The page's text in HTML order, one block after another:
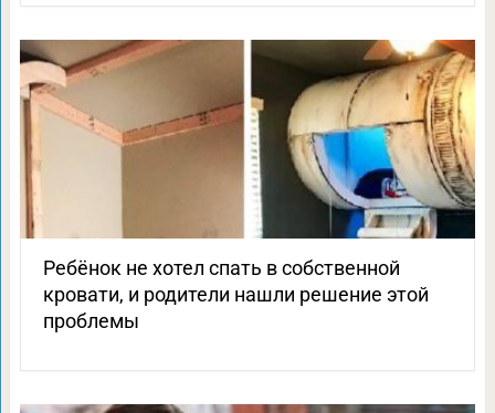
Ребёнок не хотел спать в собственной
кровати, и родители нашли решение этой
проблемы